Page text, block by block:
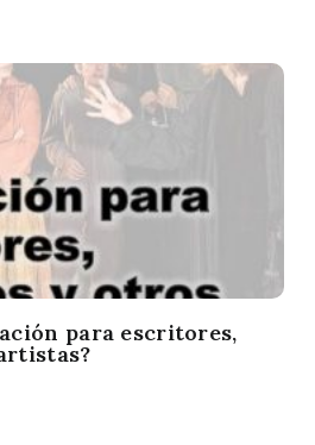
para escritores,